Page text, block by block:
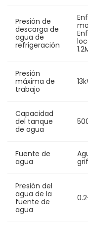
Presión de
descarga de
agua de
refrigeración
Presión
máxima de
trabajo
Capacidad
del tanque
de agua
Fuente de
agua
Presión del
agua de la
fuente de
agua